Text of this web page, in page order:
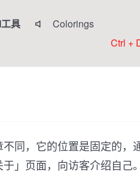
具 
Colorings
同，它的位置是固定的，
」页面，向访客介绍自己